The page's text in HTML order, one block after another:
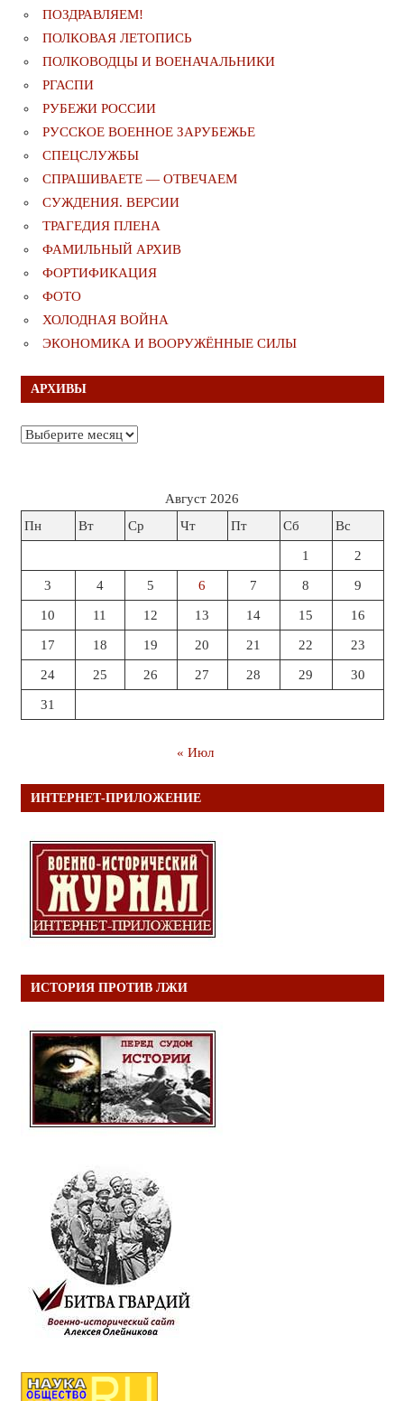
ПОЗДРАВЛЯЕМ!
ПОЛКОВАЯ ЛЕТОПИСЬ
ПОЛКОВОДЦЫ И ВОЕНАЧАЛЬНИКИ
РГАСПИ
РУБЕЖИ РОССИИ
РУССКОЕ ВОЕННОЕ ЗАРУБЕЖЬЕ
СПЕЦСЛУЖБЫ
СПРАШИВАЕТЕ — ОТВЕЧАЕМ
СУЖДЕНИЯ. ВЕРСИИ
ТРАГЕДИЯ ПЛЕНА
ФАМИЛЬНЫЙ АРХИВ
ФОРТИФИКАЦИЯ
ФОТО
ХОЛОДНАЯ ВОЙНА
ЭКОНОМИКА И ВООРУЖЁННЫЕ СИЛЫ
АРХИВЫ
Архивы
Август 2026
Пн
Вт Ср Чт Пт Сб Вс
1 2
3 4 5 6 7 8 9
10 11 12 13 14 15 16
17 18 19 20 21 22 23
24 25 26 27 28 29 30
31
« Июл
ИНТЕРНЕТ-ПРИЛОЖЕНИЕ
ИСТОРИЯ ПРОТИВ ЛЖИ